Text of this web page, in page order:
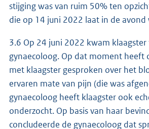
stijging was van ruim 50% ten
die op 14 juni 2022 laat in de avond
3.6 Op 24 juni 2022 kwam
gynaecoloog. Op dat moment heeft
met klaagster gesproken over het
ervaren mate van pijn (die was
gynaecoloog heeft klaagster ook
onderzocht. Op basis van haar
concludeerde de gynaecoloog dat